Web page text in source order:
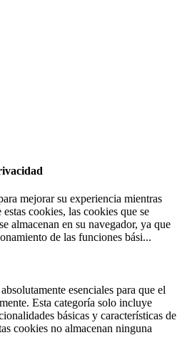
mejorar su experiencia mientras
cookies, las cookies que se
almacenan en su navegador, ya que
de las funciones bási...
esenciales para que el
Esta categoría solo incluye
básicas y características de
cookies no almacenan ninguna